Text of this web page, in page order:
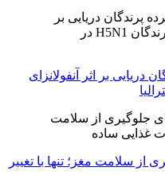
دریایی بر اثر آنفولانزای
از سلامت مغز؛ تنها با تغییر